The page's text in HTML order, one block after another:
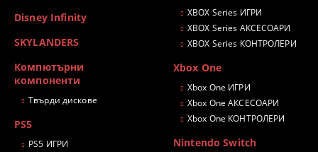
Disney Infinity
SKYLANDERS
Компютърни
компоненти
Твърди дискове
PS5
PS5 ИГРИ
XBOX Series ИГРИ
XBOX Series АКСЕСОАРИ
XBOX Series КОНТРОЛЕРИ
Xbox One
Xbox One ИГРИ
Xbox One АКСЕСОАРИ
Xbox One КОНТРОЛЕРИ
Nintendo Switch